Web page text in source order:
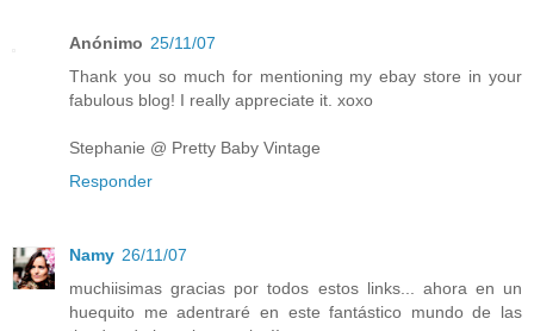
Anónimo 25/11/07
Thank you so much for mentioning my ebay store in your
fabulous blog! I really appreciate it. xoxo
Stephanie @ Pretty Baby Vintage
Responder
Namy 26/11/07
muchiisimas gracias por todos estos links... ahora en un
huequito me adentraré en este fantástico mundo de las